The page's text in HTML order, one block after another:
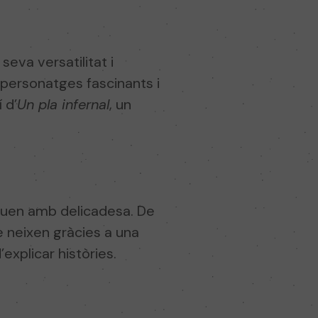
versatilitat i
fascinants i
Un pla infernal, un
amb delicadesa. De
neixen gràcies a una
històries.